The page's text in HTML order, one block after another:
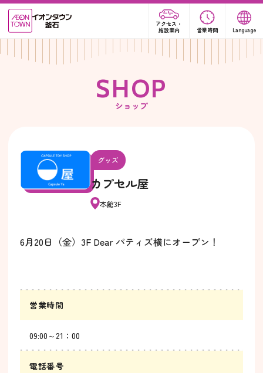
アクセス・
施設案内
営業時間 Language
SHOP
ショップ
グッズ
カプセル屋
本館3F
6月20日（金）3F Dear パティズ横にオープン！
営業時間
09:00～21：00
電話番号